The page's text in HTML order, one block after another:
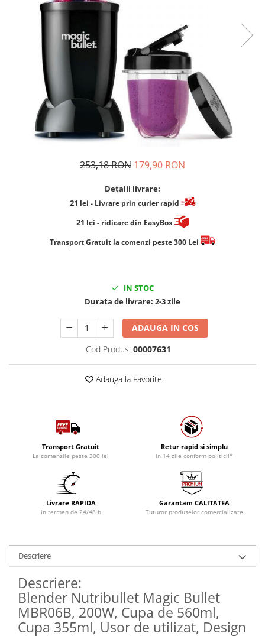
Illy Iperespresso
Nespresso Professional
Cremesso
Cafissimo
Cafea macinata
Davidoff
Cafea Solubila
253,18 RON 179,90 RON
Detalii livrare:
21 lei - Livrare prin curier rapid
21 lei - ridicare din EasyBox
​​​​​​Transport Gratuit la comenzi peste 300 Lei
IN STOC
Durata de livrare: 2-3 zile
ADAUGA IN COS
Cod Produs: 00007631
Adauga la Favorite
Transport Gratuit
La comenzile peste 300 lei
Retur rapid si simplu
in 14 zile conform politicii*
Livrare RAPIDA
in termen de 24/48 h
Garantam CALITATEA
Tuturor produselor comercializate
Descriere
Descriere:
Blender Nutribullet Magic Bullet
MBR06B, 200W, Cupa de 560ml,
Cupa 355ml, Usor de utilizat, Design